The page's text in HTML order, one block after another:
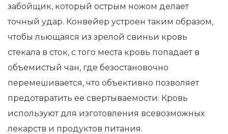
забойщик, который острым ножом делает
точный удар. Конвейер устроен таким образом,
чтобы льющаяся из зрелой свиньи кровь
стекала в сток, с того места кровь попадает в
объемистый чан, где безостановочно
перемешивается, что объективно позволяет
предотвратить ее свертываемости. Кровь
используют для изготовления всевозможных
лекарств и продуктов питания.